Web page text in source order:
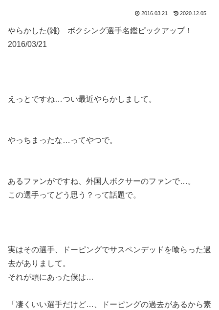
2016.03.21 2020.12.05
やらかした(雑) ボクシング選手名鑑ピックアップ！
2016/03/21
えっとですね…つい最近やらかしまして。
やっちまったな…ってやつで。
あるファンがですね、外国人ボクサーのファンで…。
この選手ってどう思う？って話題で。
実はその選手、ドーピングでサスペンデッドを喰らった過
去がありまして。
それが頭にあった僕は…
「凄くいい選手だけど…、ドーピングの過去があるから素